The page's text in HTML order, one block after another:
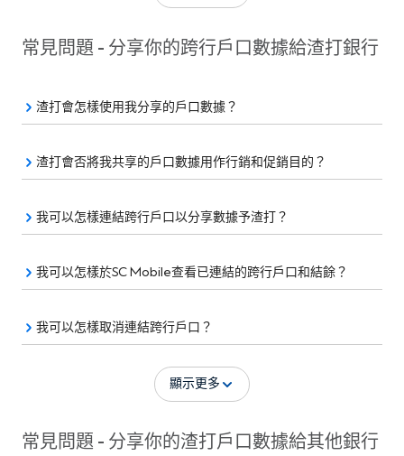
常見問題 - 分享你的跨行戶口數據給渣打銀行
渣打會怎樣使用我分享的戶口數據？
渣打會否將我共享的戶口數據用作行銷和促銷目的？
我可以怎樣連結跨行戶口以分享數據予渣打？
我可以怎樣於SC Mobile查看已連結的跨行戶口和結餘？
我可以怎樣取消連結跨行戶口？
顯示更多
常見問題 - 分享你的渣打戶口數據給其他銀行